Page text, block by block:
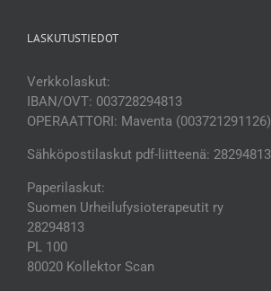
LASKUTUSTIEDOT
Verkkolaskut:
IBAN/OVT: 003728294813
OPERAATTORI: Maventa (003721291126)
Sähköpostilaskut pdf-liitteenä:
Paperilaskut:
Suomen Urheilufysioterapeutit ry
28294813
PL 100
80020 Kollektor Scan